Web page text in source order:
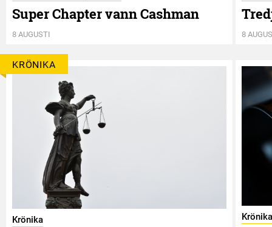
Super Chapter vann Cashman
8 AUGUSTI 8
KRÖNIKA
Krönika Krönika